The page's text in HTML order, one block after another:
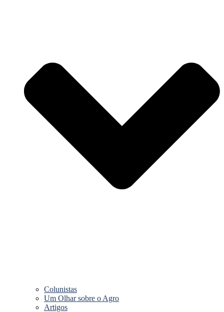
Colunistas
Um Olhar sobre o Agro
Artigos